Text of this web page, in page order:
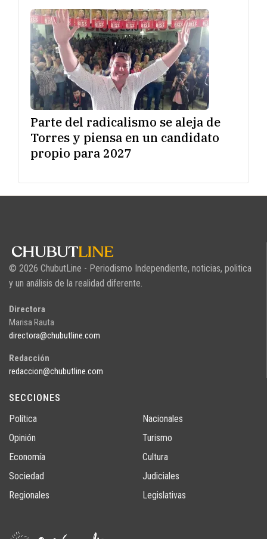
Parte del radicalismo se aleja de
Torres y piensa en un candidato
propio para 2027
© 2026 ChubutLine - Periodismo Independiente, noticias, politica
y un análisis de la realidad diferente.
Directora
Marisa Rauta
directora@chubutline.com
Redacción
redaccion@chubutline.com
SECCIONES
Política
Opinión
Economía
Sociedad
Regionales
Nacionales
Turismo
Cultura
Judiciales
Legislativas